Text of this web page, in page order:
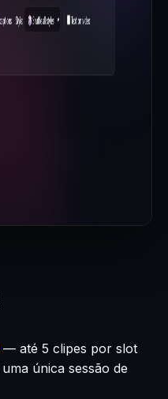
— até 5 clipes por slot
única sessão de